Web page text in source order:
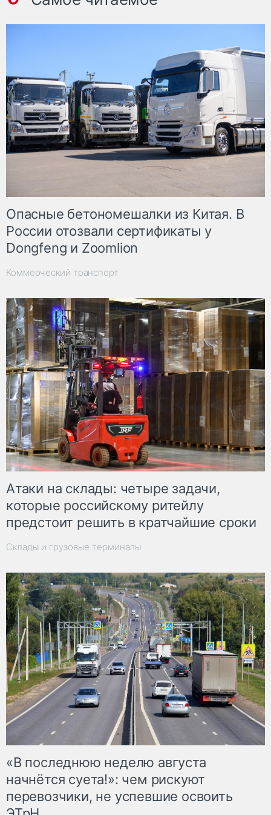
Опасные бетономешалки из Китая. В
России отозвали сертификаты у
Dongfeng и Zoomlion
Коммерческий транспорт
Атаки на склады: четыре задачи,
которые российскому ритейлу
предстоит решить в кратчайшие сроки
Склады и грузовые терминалы
«В последнюю неделю августа
начнётся суета!»: чем рискуют
перевозчики, не успевшие освоить